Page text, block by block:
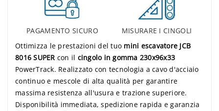
PAGAMENTO SICURO
MISURARE I CINGOLI
Ottimizza le prestazioni del tuo mini escavatore JCB
8016 SUPER con il cingolo in gomma 230x96x33
PowerTrack. Realizzato con tecnologia a cavo d'acciaio
continuo e mescole di alta qualità per garantire
massima resistenza all'usura e trazione superiore.
Disponibilità immediata, spedizione rapida e garanzia